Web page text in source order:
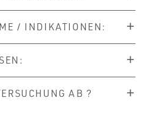
/ INDIKATIONEN:
AB ?